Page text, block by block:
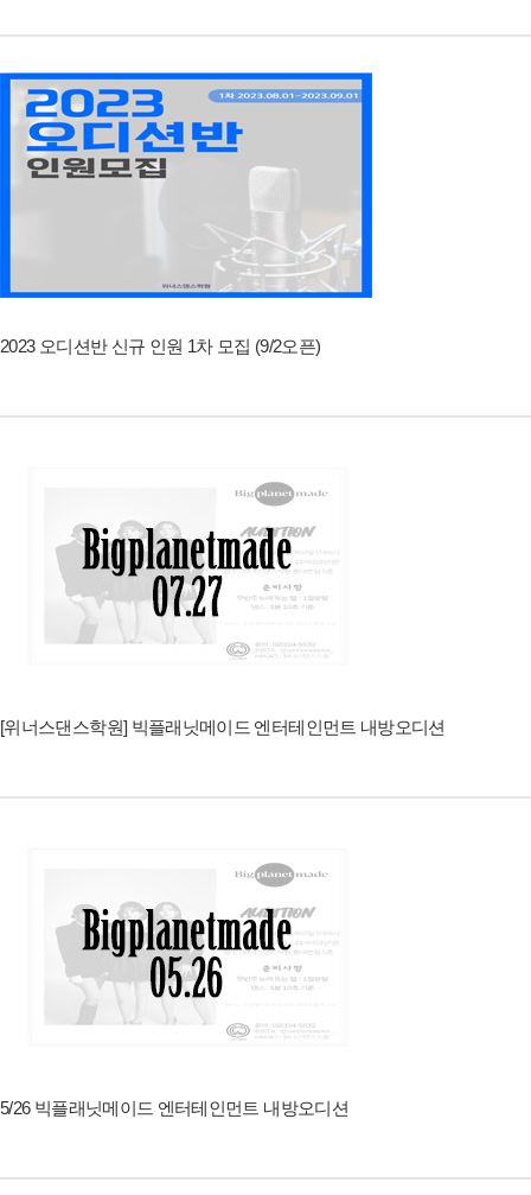
2023 오디션반 신규 인원 1차 모집 (9/2오픈)
[위너스댄스학원] 빅플래닛메이드 엔터테인먼트 내방오디션
5/26 빅플래닛메이드 엔터테인먼트 내방오디션